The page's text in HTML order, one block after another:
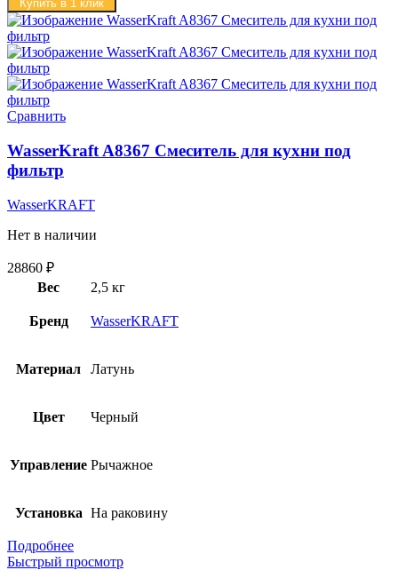
Купить в 1 клик
Сравнить
WasserKraft A8367 Смеситель для кухни под
фильтр
WasserKRAFT
Нет в наличии
28860 ₽
Вес
2,5 кг
Бренд WasserKRAFT
Материал Латунь
Цвет Черный
Управление Рычажное
Установка На раковину
Подробнее
Быстрый просмотр